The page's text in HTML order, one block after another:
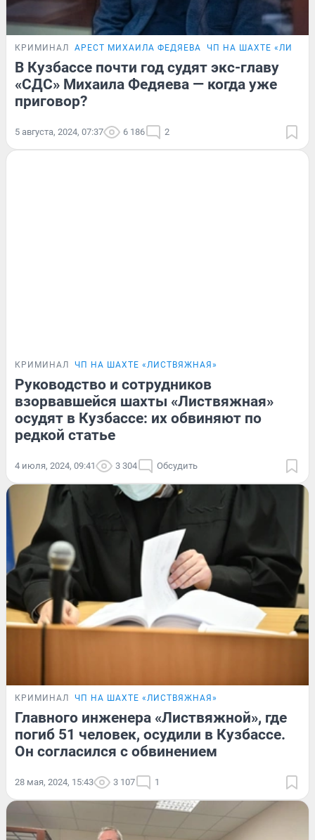
КРИМИНАЛ АРЕСТ МИХАИЛА ФЕДЯЕВА ЧП НА ШАХТЕ
В Кузбассе почти год судят экс-главу
«СДС» Михаила Федяева — когда уже
приговор?
5 августа, 2024, 07:37 6 186 2
КРИМИНАЛ ЧП НА ШАХТЕ «ЛИСТВЯЖНАЯ»
Руководство и сотрудников
взорвавшейся шахты «Листвяжная»
осудят в Кузбассе: их обвиняют по
редкой статье
4 июля, 2024, 09:41 3 304 Обсудить
КРИМИНАЛ ЧП НА ШАХТЕ «ЛИСТВЯЖНАЯ»
Главного инженера «Листвяжной», где
погиб 51 человек, осудили в Кузбассе.
Он согласился с обвинением
28 мая, 2024, 15:43 3 107 1